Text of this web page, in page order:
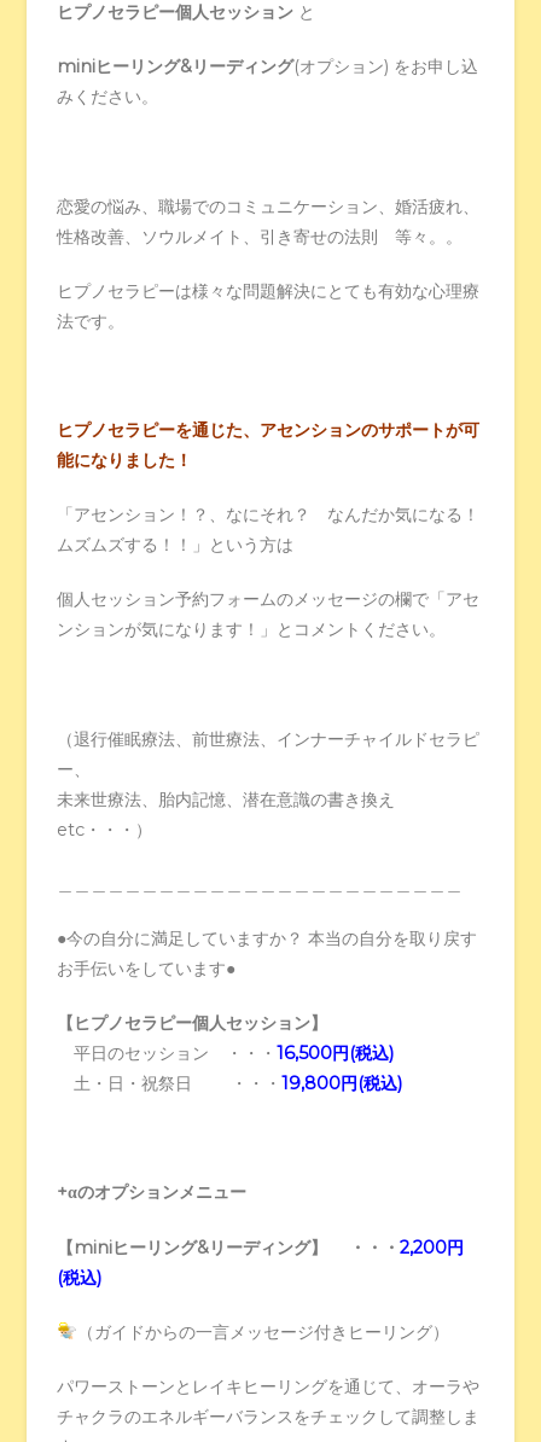
ヒプノセラピー個人セッション と
miniヒーリング&リーディング(オプション) をお申し込
みください。
恋愛の悩み、職場でのコミュニケーション、婚活疲れ、
性格改善、ソウルメイト、引き寄せの法則 等々。。
ヒプノセラピーは様々な問題解決にとても有効な心理療
法です。
ヒプノセラピーを通じた、アセンションのサポートが可
能になりました！
「アセンション！？、なにそれ？ なんだか気になる！
ムズムズする！！」という方は
個人セッション予約フォームのメッセージの欄で「アセ
ンションが気になります！」とコメントください。
（退行催眠療法、前世療法、インナーチャイルドセラピ
ー、
未来世療法、胎内記憶、潜在意識の書き換え
etc・・・）
●今の自分に満足していますか？ 本当の自分を取り戻す
お手伝いをしています●
【ヒプノセラピー個人セッション】
平日のセッション ・・・16,500円(税込)
土・日・祝祭日 ・・・19,800円(税込)
+αのオプションメニュー
【miniヒーリング&リーディング】 ・・・2,200円
(税込)
（ガイドからの一言メッセージ付きヒーリング）
パワーストーンとレイキヒーリングを通じて、オーラや
チャクラのエネルギーバランスをチェックして調整しま